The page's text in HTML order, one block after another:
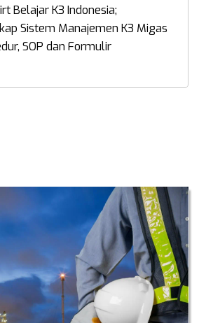
Belajar K3 Indonesia;
Sistem Manajemen K3 Migas
SOP dan Formulir